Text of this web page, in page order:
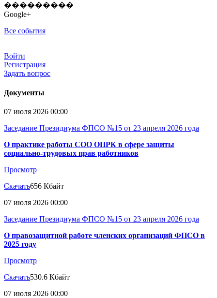
���������
Google+
Все события
Войти
Регистрация
Задать вопрос
Документы
07 июля 2026 00:00
Заседание Президиума ФПСО №15 от 23 апреля 2026 года
О практике работы СОО ОПРК в сфере защиты
социально-трудовых прав работников
Просмотр
Скачать656 Кбайт
07 июля 2026 00:00
Заседание Президиума ФПСО №15 от 23 апреля 2026 года
О правозащитной работе членских организаций ФПСО в
2025 году
Просмотр
Скачать530.6 Кбайт
07 июля 2026 00:00